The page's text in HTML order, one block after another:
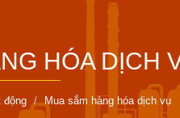
HÓA DỊCH
động Mua sắm hàng hóa dịch vụ